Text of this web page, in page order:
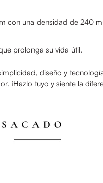
con una densidad de 240
prolonga su vida útil.
diseño y
¡Hazlo tuyo y siente la